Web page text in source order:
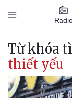
Nhảy đến nội dung
Main
Từ khóa
thiết yếu